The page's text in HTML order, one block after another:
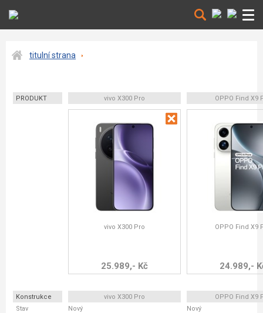
titulní strana
PRODUKT vivo X300 Pro OPPO Find X9
vivo X300 Pro
25.989,- Kč
OPPO Find X9
24.989,-
Konstrukce vivo X300 Pro
OPPO Find X9
Stav
Nový Nový